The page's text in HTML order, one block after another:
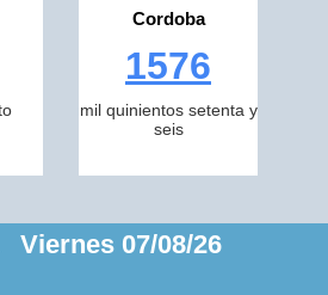
Cordoba
1576
mil quinientos setenta y
seis
Viernes 07/08/26